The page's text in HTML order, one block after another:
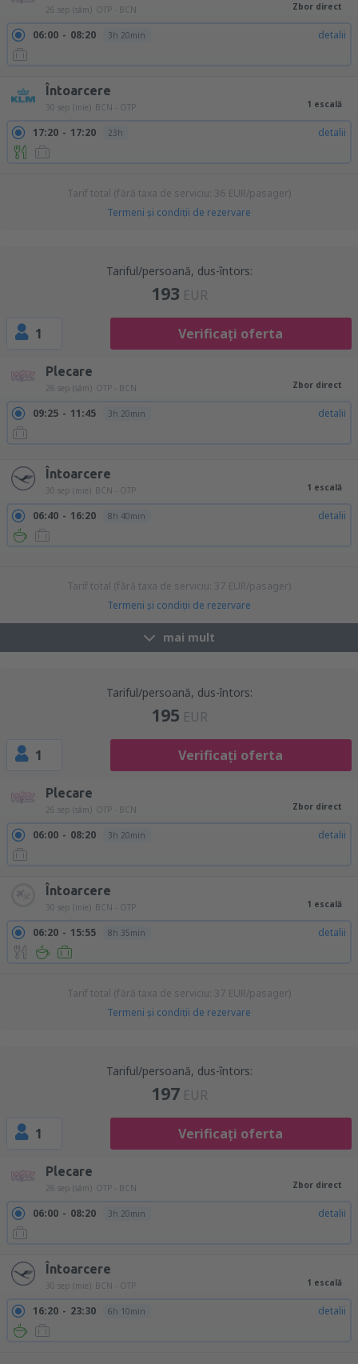
26 sep (sâm) OTP - BCN Zbor direct
06:00 08:20 3h 20min detalii
Întoarcere
30 sep (mie) BCN - OTP 1 escală
17:20 17:20 23h detalii
Tarif total (fără taxa de serviciu: 36 EUR/pasager)
Termeni şi condiţii de rezervare
Tariful/persoană, dus-întors:
193 EUR
1 Verificați oferta
Plecare
26 sep (sâm) OTP - BCN Zbor direct
09:25 11:45 3h 20min detalii
Întoarcere
30 sep (mie) BCN - OTP 1 escală
06:40 16:20 8h 40min detalii
Tarif total (fără taxa de serviciu: 37 EUR/pasager)
Termeni şi condiţii de rezervare
mai mult
Tariful/persoană, dus-întors:
195 EUR
1 Verificați oferta
Plecare
26 sep (sâm) OTP - BCN Zbor direct
06:00 08:20 3h 20min detalii
Întoarcere
30 sep (mie) BCN - OTP 1 escală
06:20 15:55 8h 35min detalii
Tarif total (fără taxa de serviciu: 37 EUR/pasager)
Termeni şi condiţii de rezervare
Tariful/persoană, dus-întors:
197 EUR
1 Verificați oferta
Plecare
26 sep (sâm) OTP - BCN Zbor direct
06:00 08:20 3h 20min detalii
Întoarcere
30 sep (mie) BCN - OTP 1 escală
16:20 23:30 6h 10min detalii